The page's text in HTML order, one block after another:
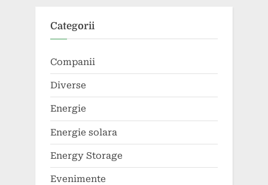
Categorii
Companii
Diverse
Energie
Energie solara
Energy Storage
Evenimente